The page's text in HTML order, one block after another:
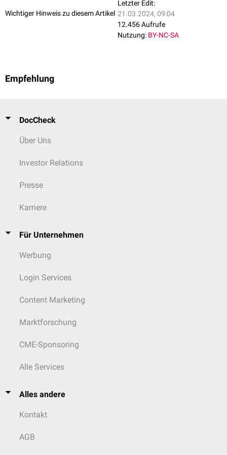
Wichtiger Hinweis zu diesem Artikel
Letzter Edit:
21.03.2024, 09:04
12.456 Aufrufe
Nutzung: BY-NC-SA
Empfehlung
DocCheck
Über Uns
Investor Relations
Presse
Karriere
Für Unternehmen
Werbung
Login Services
Content Marketing
Marktforschung
CME-Sponsoring
Alle Services
Alles andere
Kontakt
AGB